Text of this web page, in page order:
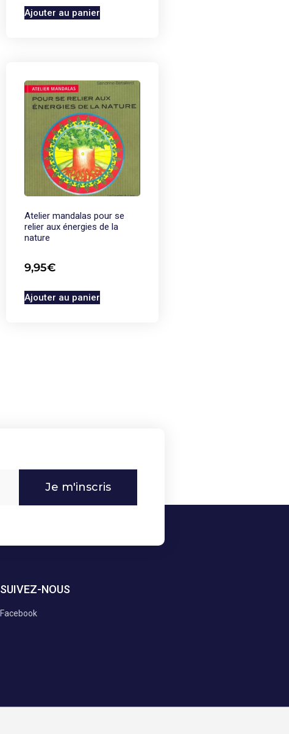
Ajouter au panier
Atelier mandalas pour se
relier aux énergies de la
nature
9,95€
Ajouter au panier
Je m'inscris
SUIVEZ-NOUS
Facebook